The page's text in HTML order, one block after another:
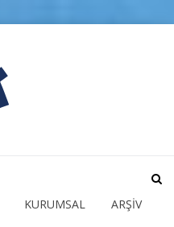
KURUMSAL ARŞİV